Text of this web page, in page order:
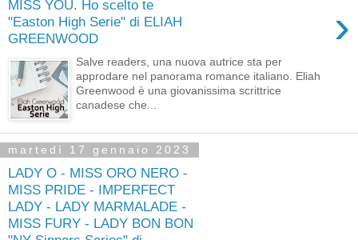
MISS YOU. Ho scelto te
"Easton High Serie" di ELIAH
GREENWOOD
›
Salve readers, una nuova autrice sta per
approdare nel panorama romance italiano. Eliah
Greenwood è una giovanissima scrittrice
canadese che...
martedì 17 gennaio 2023
LADY O - MISS ORO NERO -
MISS PRIDE - IMPERFECT
LADY - LADY MARMALADE -
MISS FURY - LADY BON BON